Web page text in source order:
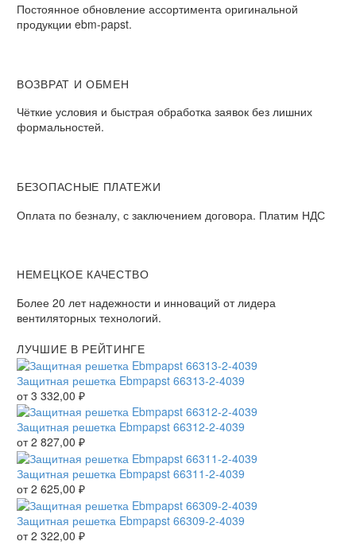
Постоянное обновление ассортимента оригинальной
продукции ebm-papst.
ВОЗВРАТ И ОБМЕН
Чёткие условия и быстрая обработка заявок без лишних
формальностей.
БЕЗОПАСНЫЕ ПЛАТЕЖИ
Оплата по безналу, с заключением договора. Платим НДС
НЕМЕЦКОЕ КАЧЕСТВО
Более 20 лет надежности и инноваций от лидера
вентиляторных технологий.
ЛУЧШИЕ В РЕЙТИНГЕ
Защитная решетка Ebmpapst 66313-2-4039
от3 332,00 ₽
Защитная решетка Ebmpapst 66312-2-4039
от2 827,00 ₽
Защитная решетка Ebmpapst 66311-2-4039
от2 625,00 ₽
Защитная решетка Ebmpapst 66309-2-4039
от2 322,00 ₽